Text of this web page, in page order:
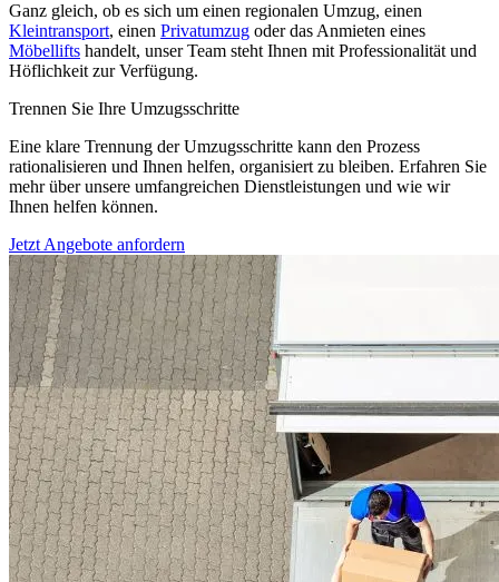
Ganz gleich, ob es sich um einen regionalen Umzug, einen
Kleintransport, einen Privatumzug oder das Anmieten eines
Möbellifts handelt, unser Team steht Ihnen mit Professionalität und
Höflichkeit zur Verfügung.
Trennen Sie Ihre Umzugsschritte
Eine klare Trennung der Umzugsschritte kann den Prozess
rationalisieren und Ihnen helfen, organisiert zu bleiben. Erfahren Sie
mehr über unsere umfangreichen Dienstleistungen und wie wir
Ihnen helfen können.
Jetzt Angebote anfordern